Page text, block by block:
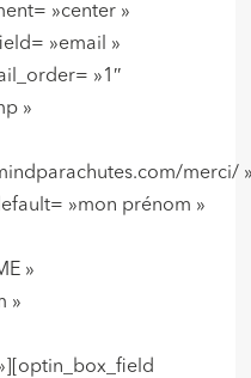
»center »
»email »
»1″
»
merci/
»mon prénom »
»
»